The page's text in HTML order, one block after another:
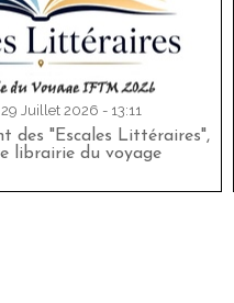
Juillet 2026 - 13:11
des "Escales Littéraires",
librairie du voyage